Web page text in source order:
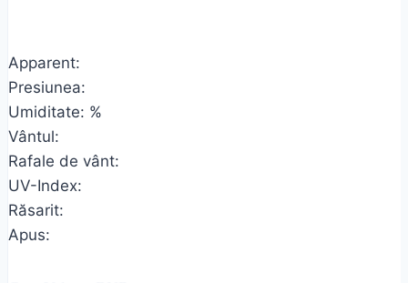
Apparent:
Presiunea:
Umiditate: %
Vântul:
Rafale de vânt:
UV-Index:
Răsarit:
Apus: